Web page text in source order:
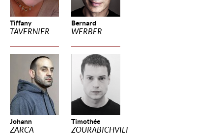
Tiffany
TAVERNIER
Bernard
WERBER
Johann
ZARCA
Timothée
ZOURABICHVILI